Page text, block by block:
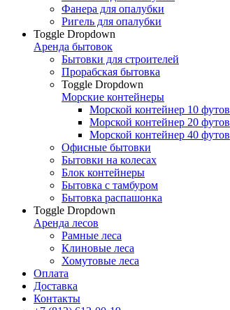
Фанера для опалубки
Ригель для опалубки
Toggle Dropdown
Аренда бытовок
Бытовки для строителей
Прорабская бытовка
Toggle Dropdown
Морские контейнеры
Морской контейнер 10 футов
Морской контейнер 20 футов
Морской контейнер 40 футов
Офисные бытовки
Бытовки на колесах
Блок контейнеры
Бытовка с тамбуром
Бытовка распашонка
Toggle Dropdown
Аренда лесов
Рамные леса
Клиновые леса
Хомутовые леса
Оплата
Доставка
Контакты